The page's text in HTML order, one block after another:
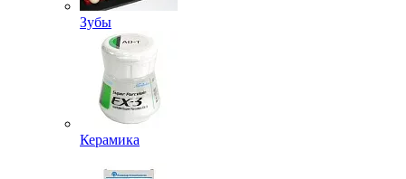
Зубы
Керамика